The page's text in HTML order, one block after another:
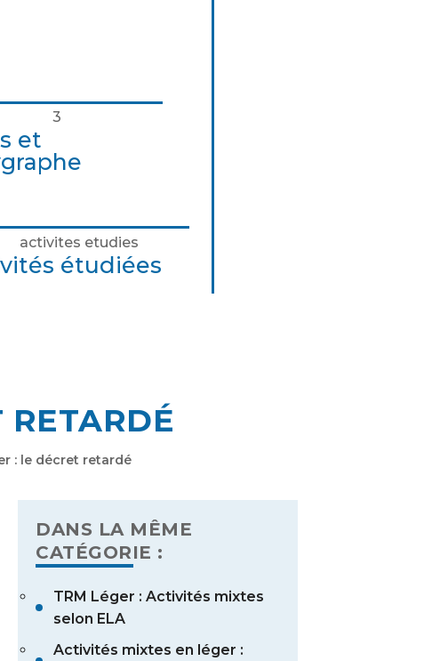
et
étudiées
RETARDÉ
: le décret retardé
DANS LA MÊME
CATÉGORIE :
TRM Léger : Activités mixtes
selon ELA
Activités mixtes en léger :